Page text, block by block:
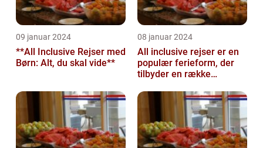
09 januar 2024
**All Inclusive Rejser med
Børn: Alt, du skal vide**
08 januar 2024
All inclusive rejser er en
populær ferieform, der
tilbyder en række
rejsende...